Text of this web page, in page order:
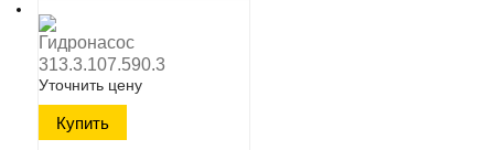
Гидронасос
313.3.107.590.3
Уточнить цену